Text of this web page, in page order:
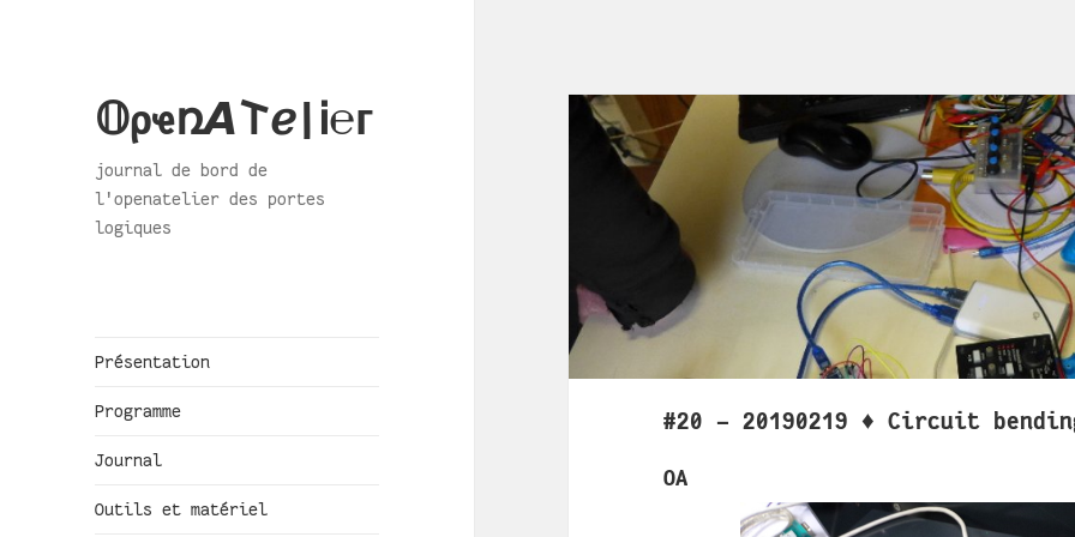
𝕆ρҽռ𝞐𐌕ℯ|Ꭵ℮ᴦ
journal de bord de
l'openatelier des portes
logiques
Présentation
Programme
Journal
Outils et matériel
#20 - 20190219 ♦ Circuit
OA